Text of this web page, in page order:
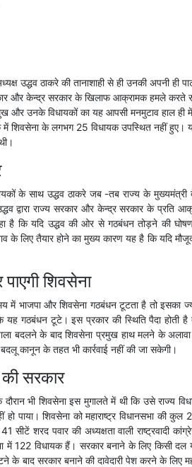
उद्धव ठाकरे की तानाशाही से ही उनकी अपनी ही
और केन्द्र सरकार के खिलाफ आक्रामक हमले करते
और उनके विधायकों का यह आपसी मनमुटाव हाल
में शिवसेना के लगभग 25 विधायक उपस्थित नहीं हुए।
के साथ उद्धव ठाकरे जब -तब राज्य के
द्वारा राज्य सरकार और केन्द्र सरकार के प्रति
है कि यदि उद्धव की ओर से गठबंधन तोड़ने की
के लिए तैयार होने का मुख्य कारण यह है कि यदि
शिवसेना
में भाजपा और शिवसेना गठबंधन टूटता है तो इसका
गठबंधन टूटे। इस प्रकार की स्थिति पैदा होती है
बदलने के बाद शिवसेना प्रमुख हाथ मलने के
कानून के तहत भी कार्रवाई नहीं की जा सकेगी।
सरकार
भी शिवसेना इस मुगालते में थी कि उसे राज्य
पाया। शिवसेना को महाराष्ट्र विधानसभा की कुल
शरद पवार की अध्यक्षता वाली राष्ट्रवादी
में 122 विधायक हैं। सरकार बनाने के लिए किसी
बाद सरकार बनाने की दावेदारी पेश करने के लिए